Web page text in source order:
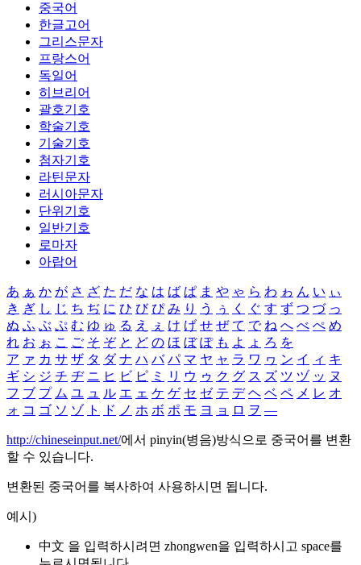
중국어
한글고어
그리스문자
프랑스어
독일어
히브리어
괄호기호
학술기호
기술기호
첨자기호
라틴문자
러시아문자
단위기호
일반기호
로마자
아랍어
あ ぁ か が さ ざ た だ な は ば ぱ ま や ゃ ら わ ゎ ん い ぃ
き ぎ し じ ち ぢ に ひ び ぴ み り う ぅ く ぐ す ず つ づ っ
ぬ ふ ぶ ぷ む ゆ ゅ る え ぇ け げ せ ぜ て で ね へ べ ぺ め
れ お ぉ こ ご そ ぞ と ど の ほ ぼ ぽ も よ ょ ろ を
ア ァ カ サ ザ タ ダ ナ ハ バ パ マ ヤ ャ ラ ワ ヮ ン イ ィ キ
ギ シ ジ チ ヂ ニ ヒ ビ ピ ミ リ ウ ゥ ク グ ス ズ ツ ヅ ッ ヌ
フ ブ プ ム ユ ュ ル エ ェ ケ ゲ セ ゼ テ デ ヘ ベ ペ メ レ オ
ォ コ ゴ ソ ゾ ト ド ノ ホ ボ ポ モ ヨ ョ ロ ヲ ―
http://chineseinput.net/에서 pinyin(병음)방식으로 중국어를 변환
할 수 있습니다.
변환된 중국어를 복사하여 사용하시면 됩니다.
예시)
中文 을 입력하시려면 zhongwen을 입력하시고 space를